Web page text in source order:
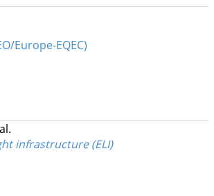
Europe-EQEC)
infrastructure (ELI)